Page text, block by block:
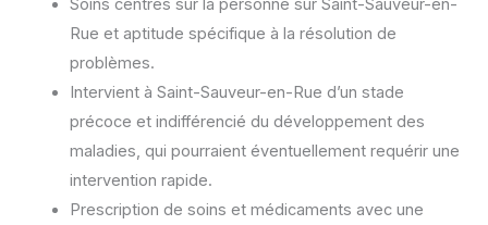
Soins centrés sur la personne sur Saint-Sauveur-en-
Rue et aptitude spécifique à la résolution de
problèmes.
Intervient à Saint-Sauveur-en-Rue d’un stade
précoce et indifférencié du développement des
maladies, qui pourraient éventuellement requérir une
intervention rapide.
Prescription de soins et médicaments avec une